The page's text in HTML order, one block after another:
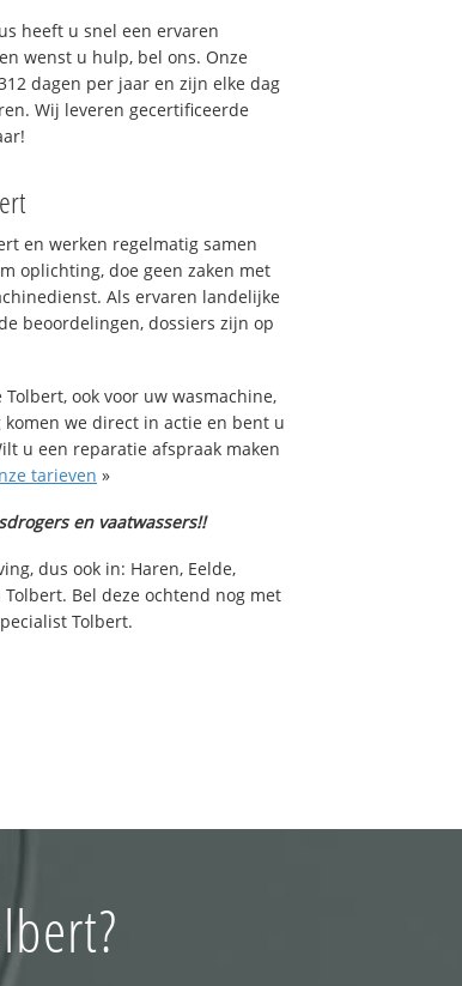
heeft u snel een ervaren
wenst u hulp, bel ons. Onze
dagen per jaar en zijn elke dag
Wij leveren gecertificeerde
en werken regelmatig samen
oplichting, doe geen zaken met
Als ervaren landelijke
beoordelingen, dossiers zijn op
ook voor uw wasmachine,
we direct in actie en bent u
u een reparatie afspraak maken
tarieven »
en vaatwassers!!
dus ook in: Haren, Eelde,
Bel deze ochtend nog met
Tolbert.